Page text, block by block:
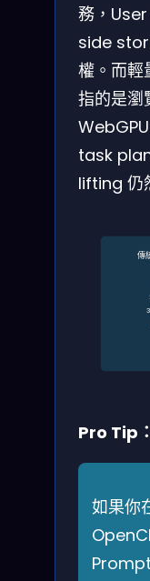
務，
side
權。而輕
指的是
task
lifting 仍
傳
Pro Tip：
如果你